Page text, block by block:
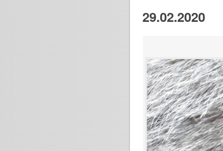
29.02.2020